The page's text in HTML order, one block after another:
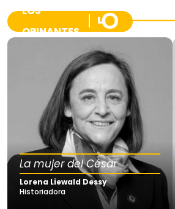
LOS
OPINANTES
La mujer del César
Lorena Liewald Dessy
Historiadora